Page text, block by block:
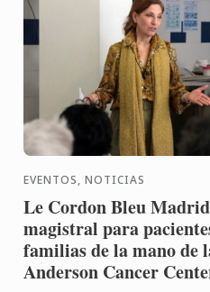
EVENTOS, NOTICIAS
Le Cordon Bleu
magistral para
familias de la mano de
Anderson Cancer